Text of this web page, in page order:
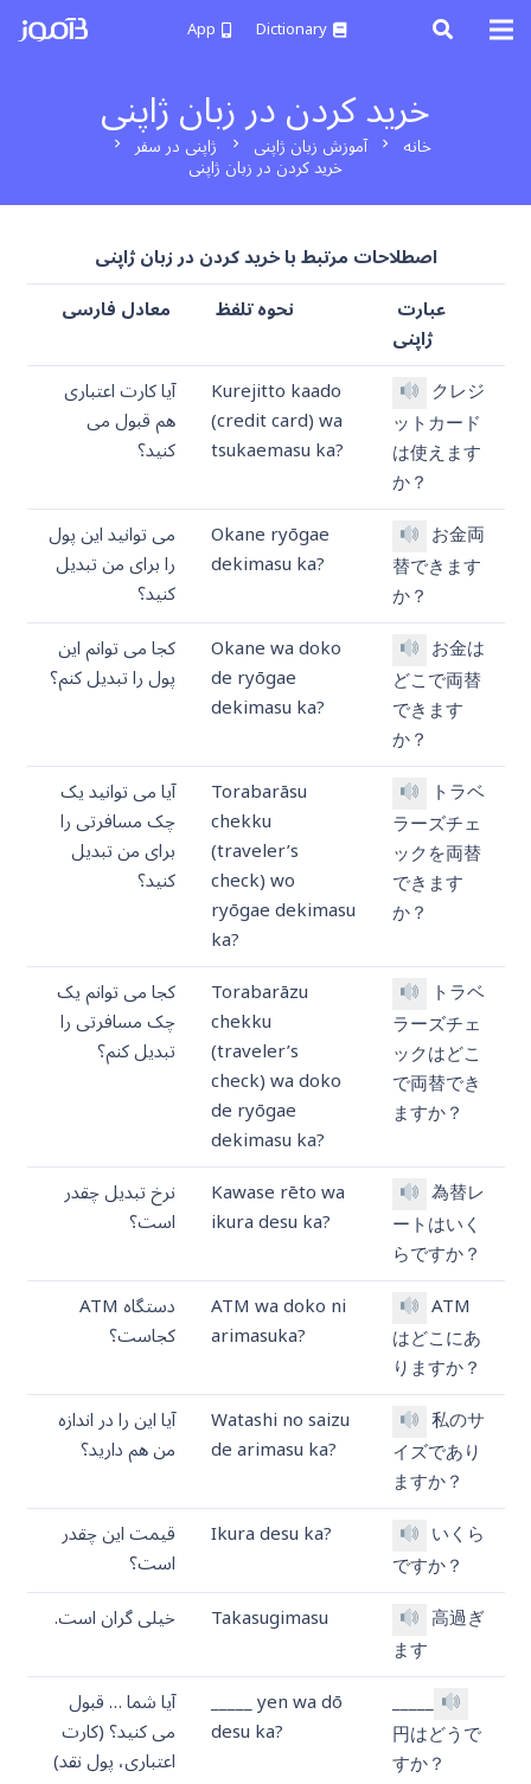
Dictionary
App
خرید کردن در زبان ژاپنی
خانه chevron_right آموزش زبان ژاپنی chevron_right ژاپنی در سفر chevron_right
خرید کردن در زبان ژاپنی
اصطلاحات مرتبط با خرید کردن در زبان ژاپنی
ژاپنی
نحوه تلفظ معادل فارسی
クレジ
ットカード
は使えます
か？
Kurejitto kaado
(credit card) wa
tsukaemasu ka?
آیا کارت اعتباری
هم قبول می
کنید؟
お金両
替できます
か？
Okane ryōgae
dekimasu ka?
می توانید این پول
را برای من تبدیل
کنید؟
お金は
どこで両替
できます
か？
Okane wa doko
de ryōgae
dekimasu ka?
کجا می توانم این
پول را تبدیل کنم؟
トラベ
ラーズチェ
ックを両替
できます
か？
Torabarāsu
chekku
(traveler’s
check) wo
ryōgae dekimasu
ka?
آیا می توانید یک
چک مسافرتی را
برای من تبدیل
کنید؟
トラベ
ラーズチェ
ックはどこ
で両替でき
ますか？
Torabarāzu
chekku
(traveler’s
check) wa doko
de ryōgae
dekimasu ka?
کجا می توانم یک
چک مسافرتی را
تبدیل کنم؟
為替レ
ートはいく
らですか？
Kawase rēto wa
ikura desu ka?
نرخ تبدیل چقدر
است؟
ATM
はどこにあ
りますか？
ATM wa doko ni
arimasuka?
دستگاه ATM
کجاست؟
私のサ
イズであり
ますか？
Watashi no saizu
de arimasu ka?
آیا این را در اندازه
من هم دارید؟
いくら
ですか？
Ikura desu ka? قیمت این چقدر
است؟
高過ぎ
ます
Takasugimasu خیلی گران است.
_____
円はどうで
すか？
_____ yen wa dō
desu ka?
آیا شما … قبول
می کنید؟ (کارت
اعتباری، پول نقد)